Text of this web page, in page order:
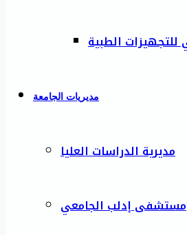
للتجهيزات الطبية
مديريات الجامعة
مديرية الدراسات العليا
مستشفى إدلب الجامعي